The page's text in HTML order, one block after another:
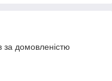
за домовленістю